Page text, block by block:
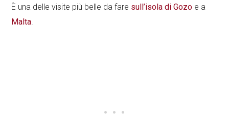
È una delle visite più belle da fare sull’isola di Gozo e a
Malta.